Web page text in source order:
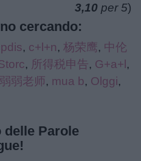
3,10 per 5)
cercando:
, c+l+n, 杨荣鹰, 中伦
, 所得税申告, G+a+l,
弱弱老师, mua b, Olggi,
delle Parole